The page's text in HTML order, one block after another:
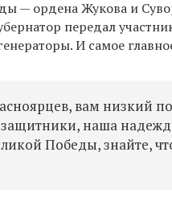
— ордена Жукова и
передал
И самое
вам низкий
наша
Победы, знайте,